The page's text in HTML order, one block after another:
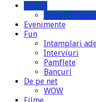
Online
Joburi in
Evenimente
Fun
Intamplari
Interviuri
Pamflete
Bancuri
De pe net
WOW